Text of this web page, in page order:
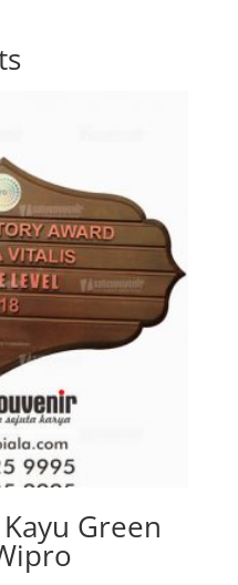
Green